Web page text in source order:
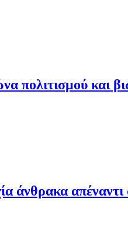
πολιτισμού και
άνθρακα